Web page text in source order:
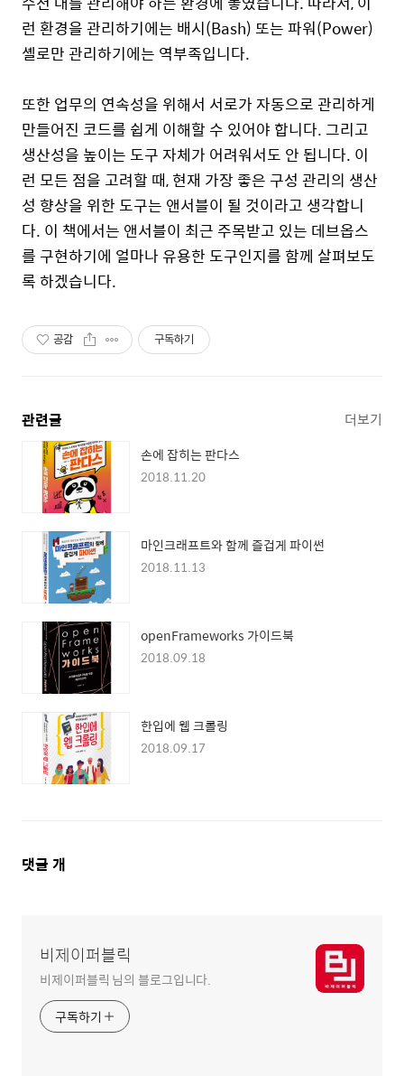
런 환경을 관리하기에는 배시(Bash) 또는 파워(Power)
셸로만 관리하기에는 역부족입니다.
또한 업무의 연속성을 위해서 서로가 자동으로 관리하게
만들어진 코드를 쉽게 이해할 수 있어야 합니다. 그리고
생산성을 높이는 도구 자체가 어려워서도 안 됩니다. 이
런 모든 점을 고려할 때, 현재 가장 좋은 구성 관리의 생산
성 향상을 위한 도구는 앤서블이 될 것이라고 생각합니
다. 이 책에서는 앤서블이 최근 주목받고 있는 데브옵스
를 구현하기에 얼마나 유용한 도구인지를 함께 살펴보도
록 하겠습니다.
공감 구독하기
관련글 더보기
손에 잡히는 판다스
2018.11.20
마인크래프트와 함께 즐겁게 파이썬
2018.11.13
openFrameworks 가이드북
2018.09.18
한입에 웹 크롤링
2018.09.17
댓
댓글 개
비제이퍼블릭
비제이퍼블릭 님의 블로그입니다.
구독하기